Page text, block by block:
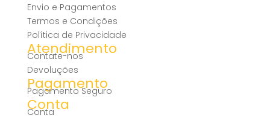
Envio e Pagamentos
Termos e Condições
Política de Privacidade
Atendimento
Contate-nos
Devoluções
Pagamento
Pagamento Seguro
Conta
Conta